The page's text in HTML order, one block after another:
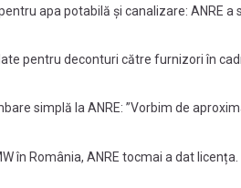
apa potabilă și canalizare: ANRE a
pentru deconturi către furnizori în
perioada 18 mai – 31 iulie
simplă la ANRE: ”Vorbim de
un reactor de la Cernavodă”
în România, ANRE tocmai a dat licența.
industria eoliană europeană